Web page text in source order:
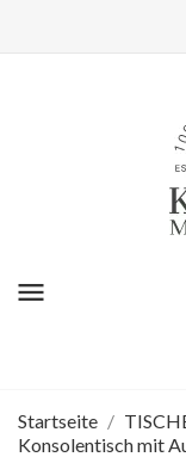
menu
Startseite
Konsolentisch mit